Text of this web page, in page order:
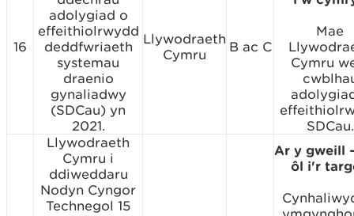
16
adolygiad o
effeithiolrwydd
deddfwriaeth
systemau
draenio
gynaliadwy
(SDCau) yn
2021.
Llywodraeth
Cymru
B ac C
Mae
Cymru
SDCau.
Llywodraeth
Cymru i
ddiweddaru
Nodyn Cyngor
Technegol 15
Ar y gweill
ôl i'r